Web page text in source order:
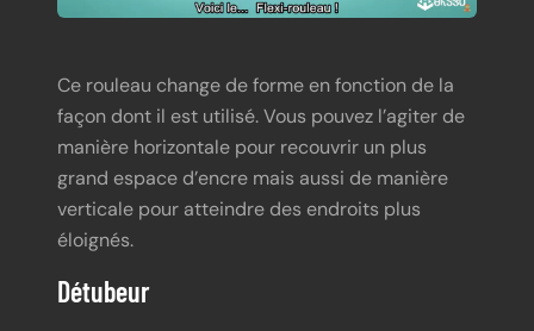
Ce rouleau change de forme en fonction de la
façon dont il est utilisé. Vous pouvez l’agiter de
manière horizontale pour recouvrir un plus
grand espace d’encre mais aussi de manière
verticale pour atteindre des endroits plus
éloignés.
Détubeur